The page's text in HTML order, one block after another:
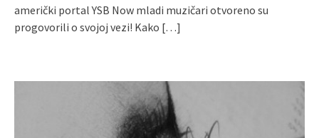
američki portal YSB Now mladi muzičari otvoreno su
progovorili o svojoj vezi! Kako […]